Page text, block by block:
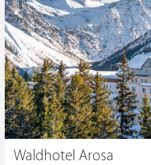
Waldhotel Arosa